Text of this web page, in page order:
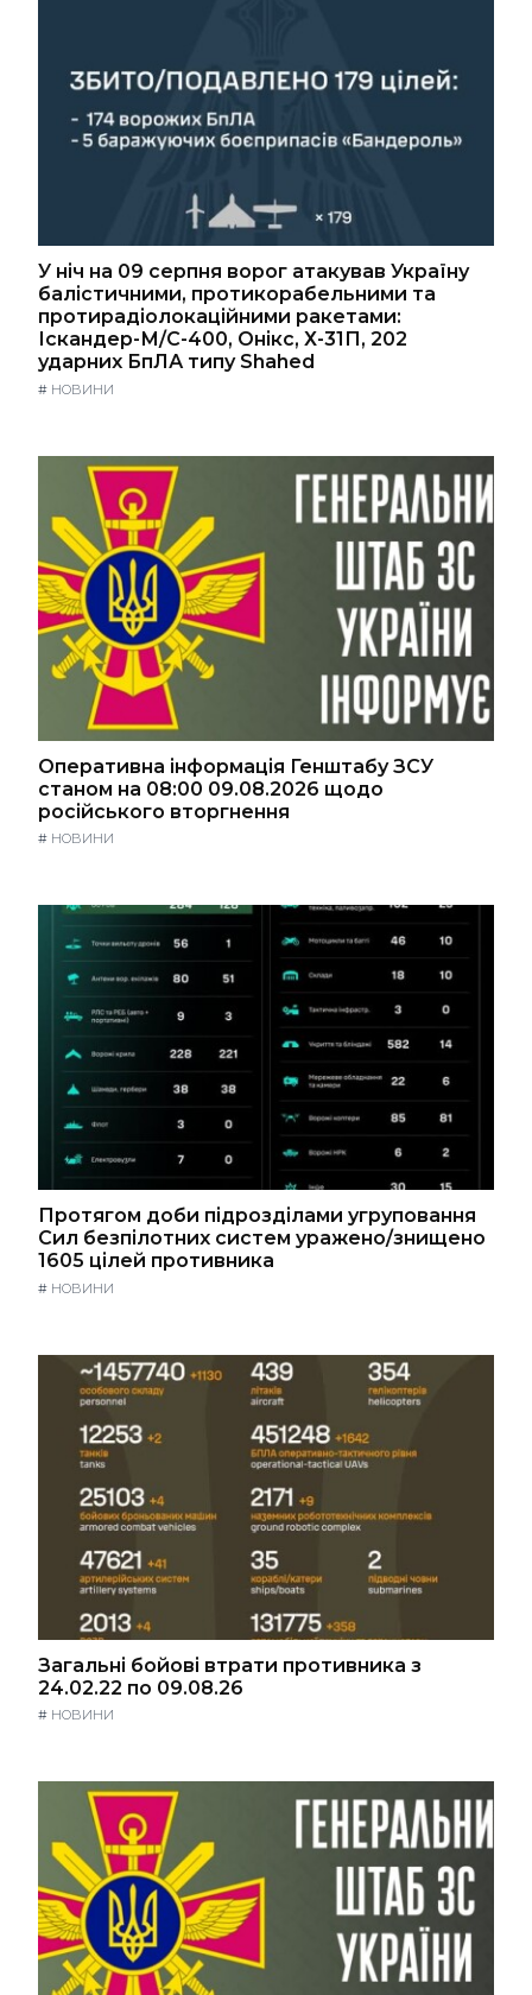
У ніч на 09 серпня ворог атакував Україну
балістичними, протикорабельними та
протирадіолокаційними ракетами:
Іскандер-М/С-400, Онікс, Х-31П, 202
ударних БпЛА типу Shahed
# НОВИНИ
Оперативна інформація Генштабу ЗСУ
станом на 08:00 09.08.2026 щодо
російського вторгнення
# НОВИНИ
Протягом доби підрозділами угруповання
Сил безпілотних систем уражено/знищено
1605 цілей противника
# НОВИНИ
Загальні бойові втрати противника з
24.02.22 по 09.08.26
# НОВИНИ